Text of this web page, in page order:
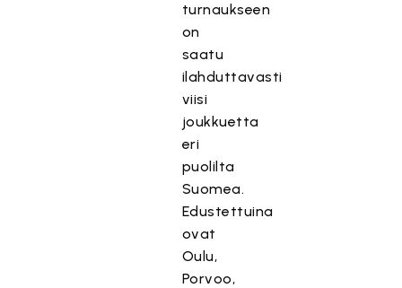
turnaukseen
on
saatu
ilahduttavasti
viisi
joukkuetta
eri
puolilta
Suomea.
Edustettuina
ovat
Oulu,
Porvoo,